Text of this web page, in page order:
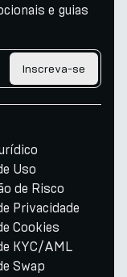
e guias
Inscreva-se
Uso
de Risco
Privacidade
Cookies
KYC/AML
Swap